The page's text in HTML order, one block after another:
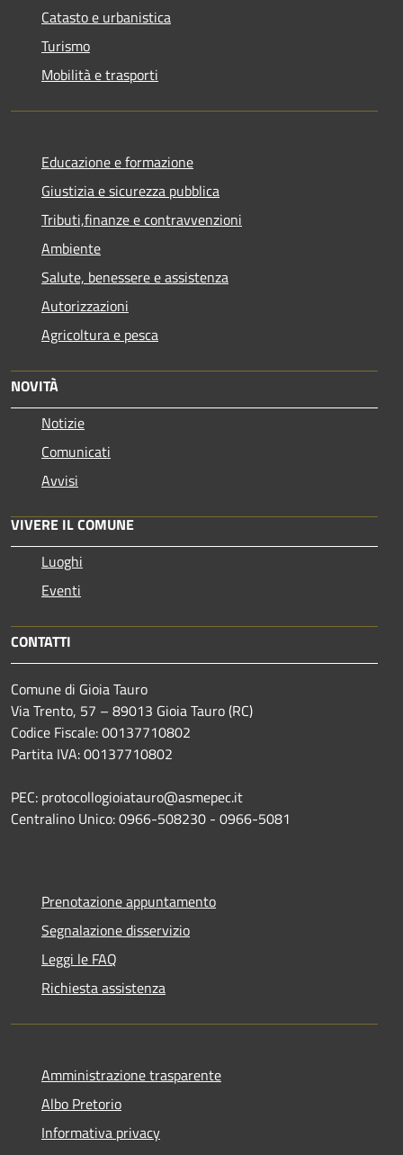
Catasto e urbanistica
Turismo
Mobilità e trasporti
Educazione e formazione
Giustizia e sicurezza pubblica
Tributi,finanze e contravvenzioni
Ambiente
Salute, benessere e assistenza
Autorizzazioni
Agricoltura e pesca
NOVITÀ
Notizie
Comunicati
Avvisi
VIVERE IL COMUNE
Luoghi
Eventi
CONTATTI
Comune di Gioia Tauro
Via Trento, 57 – 89013 Gioia Tauro (RC)
Codice Fiscale: 00137710802
Partita IVA: 00137710802
PEC: protocollogioiatauro@asmepec.it
Centralino Unico: 0966-508230 - 0966-5081
Prenotazione appuntamento
Segnalazione disservizio
Leggi le FAQ
Richiesta assistenza
Amministrazione trasparente
Albo Pretorio
Informativa privacy